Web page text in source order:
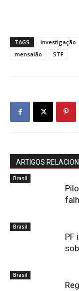
TAGS investigação
mensalão
STF
ARTIGOS
Brasil
Brasil
PF
Brasil